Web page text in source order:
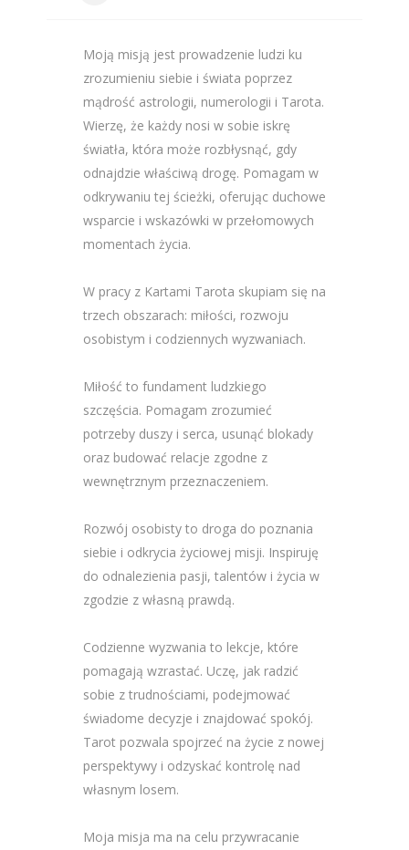
Moją misją jest prowadzenie ludzi ku
zrozumieniu siebie i świata poprzez
mądrość astrologii, numerologii i Tarota.
Wierzę, że każdy nosi w sobie iskrę
światła, która może rozbłysnąć, gdy
odnajdzie właściwą drogę. Pomagam w
odkrywaniu tej ścieżki, oferując duchowe
wsparcie i wskazówki w przełomowych
momentach życia.
W pracy z Kartami Tarota skupiam się na
trzech obszarach: miłości, rozwoju
osobistym i codziennych wyzwaniach.
Miłość to fundament ludzkiego
szczęścia. Pomagam zrozumieć
potrzeby duszy i serca, usunąć blokady
oraz budować relacje zgodne z
wewnętrznym przeznaczeniem.
Rozwój osobisty to droga do poznania
siebie i odkrycia życiowej misji. Inspiruję
do odnalezienia pasji, talentów i życia w
zgodzie z własną prawdą.
Codzienne wyzwania to lekcje, które
pomagają wzrastać. Uczę, jak radzić
sobie z trudnościami, podejmować
świadome decyzje i znajdować spokój.
Tarot pozwala spojrzeć na życie z nowej
perspektywy i odzyskać kontrolę nad
własnym losem.
Moja misja ma na celu przywracanie